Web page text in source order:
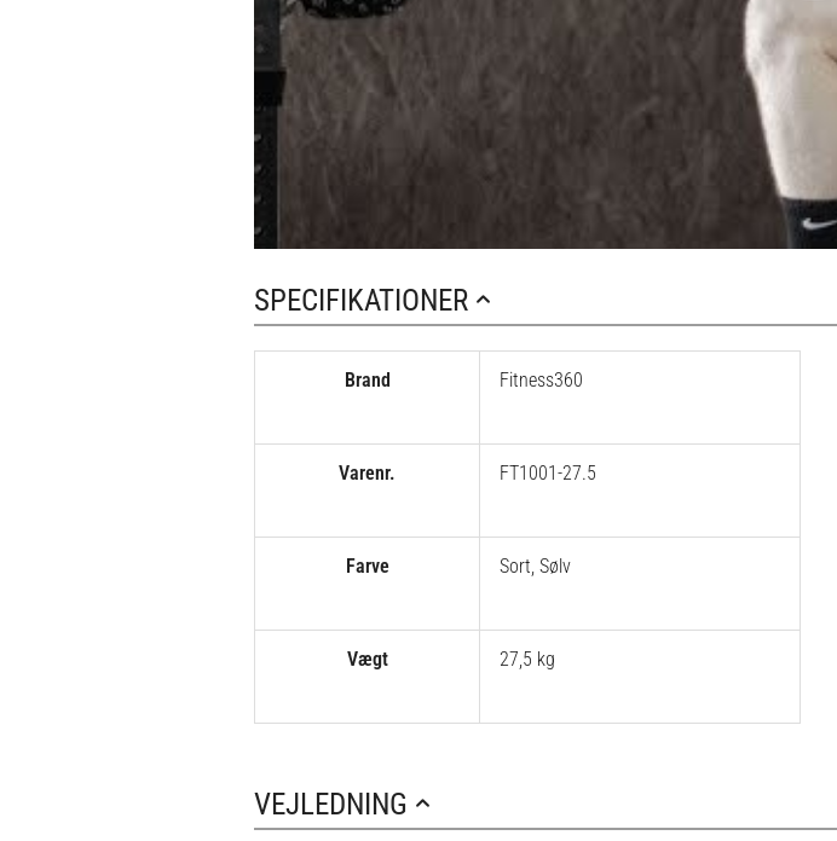
SPECIFIKATIONER
Brand Fitness360
Varenr. FT1001-27.5
Farve Sort, Sølv
Vægt 27,5 kg
VEJLEDNING